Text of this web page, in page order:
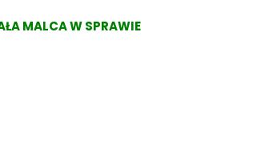
MALCA W SPRAWIE